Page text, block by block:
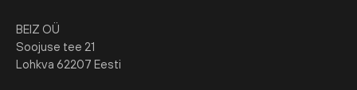
BEIZ OÜ
Soojuse tee 21
Lohkva 62207 Eesti